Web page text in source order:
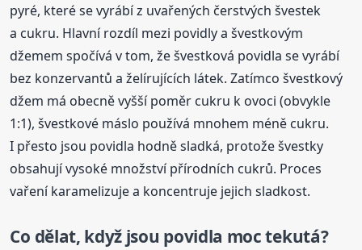
pyré, které se vyrábí z uvařených čerstvých švestek
a cukru. Hlavní rozdíl mezi povidly a švestkovým
džemem spočívá v tom, že švestková povidla se vyrábí
bez konzervantů a želírujících látek. Zatímco švestkový
džem má obecně vyšší poměr cukru k ovoci (obvykle
1:1), švestkové máslo používá mnohem méně cukru.
I přesto jsou povidla hodně sladká, protože švestky
obsahují vysoké množství přírodních cukrů. Proces
vaření karamelizuje a koncentruje jejich sladkost.
Co dělat, když jsou povidla moc tekutá?